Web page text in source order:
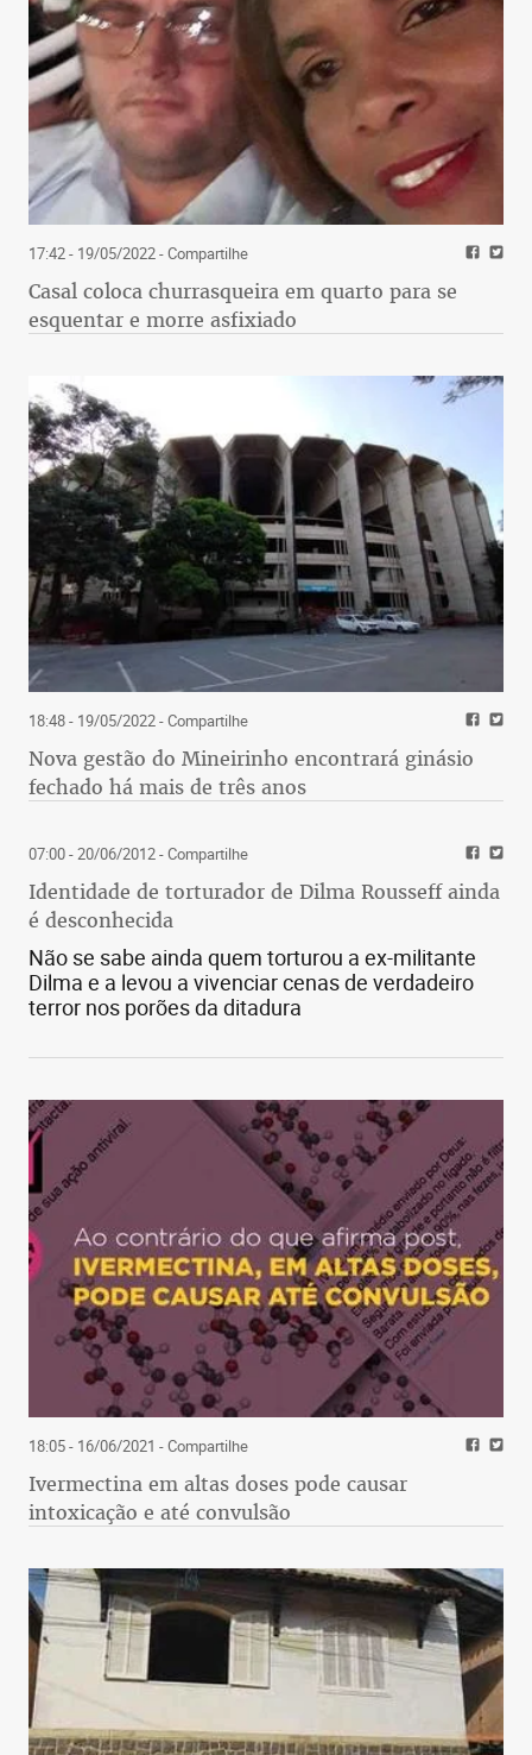
17:42 - 19/05/2022- Compartilhe
Casal coloca churrasqueira em quarto para se
esquentar e morre asfixiado
18:48 - 19/05/2022- Compartilhe
Nova gestão do Mineirinho encontrará ginásio
fechado há mais de três anos
07:00 - 20/06/2012- Compartilhe
Identidade de torturador de Dilma Rousseff ainda
é desconhecida
Não se sabe ainda quem torturou a ex-militante
Dilma e a levou a vivenciar cenas de verdadeiro
terror nos porões da ditadura
18:05 - 16/06/2021 - Compartilhe
Ivermectina em altas doses pode causar
intoxicação e até convulsão